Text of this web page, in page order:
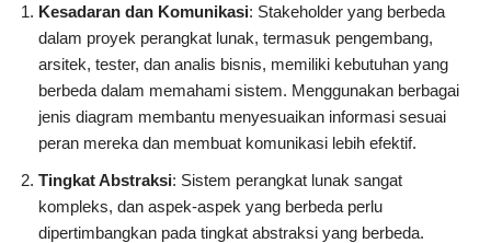
Kesadaran dan Komunikasi: Stakeholder yang berbeda
dalam proyek perangkat lunak, termasuk pengembang,
arsitek, tester, dan analis bisnis, memiliki kebutuhan yang
berbeda dalam memahami sistem. Menggunakan berbagai
jenis diagram membantu menyesuaikan informasi sesuai
peran mereka dan membuat komunikasi lebih efektif.
Tingkat Abstraksi: Sistem perangkat lunak sangat
kompleks, dan aspek-aspek yang berbeda perlu
dipertimbangkan pada tingkat abstraksi yang berbeda.